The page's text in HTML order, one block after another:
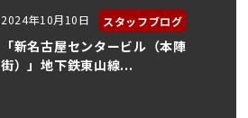
2024年10月10日 スタッフブログ
「新名古屋センタービル（本陣
街）」地下鉄東山線...